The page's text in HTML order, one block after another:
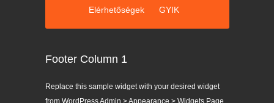
Elérhetőségek GYIK
Footer Column 1
Replace this sample widget with your desired widget
from WordPress Admin > Appearance > Widgets Page